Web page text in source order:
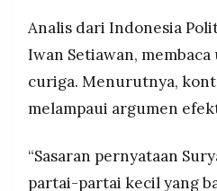
Analis dari Indonesia
Iwan Setiawan,
curiga. Menurutnya,
melampaui argumen
“Sasaran pernyataan
partai-partai kecil yang